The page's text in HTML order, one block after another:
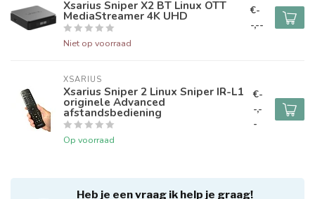
Xsarius Sniper X2 BT Linux OTT
MediaStreamer 4K UHD
Niet op voorraad
€-
-,--
XSARIUS
Xsarius Sniper 2 Linux Sniper IR-L1
originele Advanced
afstandsbediening
Op voorraad
€-
-,-
-
Heb je een vraag ik help je graag!